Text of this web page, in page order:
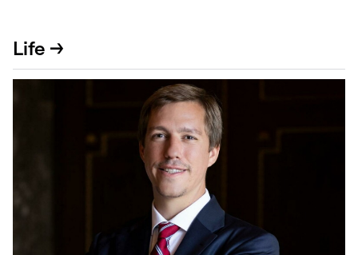
Life →